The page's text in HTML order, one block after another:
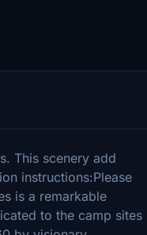
This scenery add
instructions:Please
is a remarkable
to the camp sites